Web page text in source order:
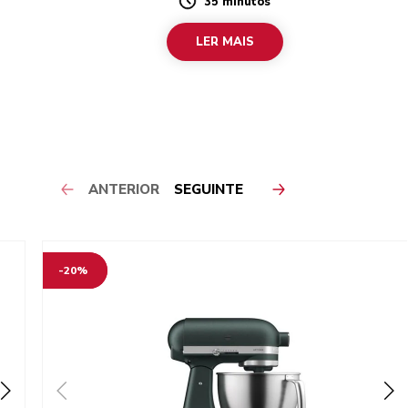
Duration
LER MAIS
ANTERIOR SEGUINTE
-20%